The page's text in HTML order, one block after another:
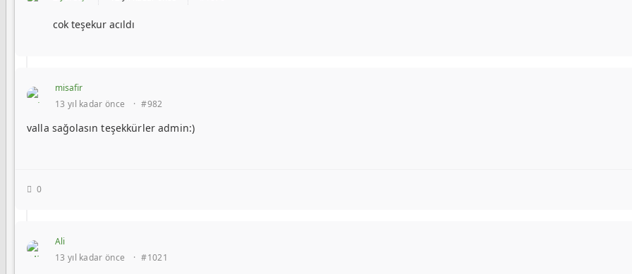
cok teşekur acıldı
misafir
13 yıl kadar önce
· #982
valla sağolasın teşekkürler admin:)
0
Ali
13 yıl kadar önce
· #1021